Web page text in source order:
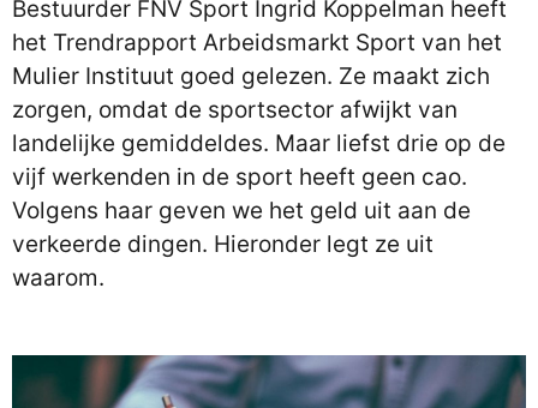
Bestuurder FNV Sport Ingrid Koppelman heeft
het Trendrapport Arbeidsmarkt Sport van het
Mulier Instituut goed gelezen. Ze maakt zich
zorgen, omdat de sportsector afwijkt van
landelijke gemiddeldes. Maar liefst drie op de
vijf werkenden in de sport heeft geen cao.
Volgens haar geven we het geld uit aan de
verkeerde dingen. Hieronder legt ze uit
waarom.